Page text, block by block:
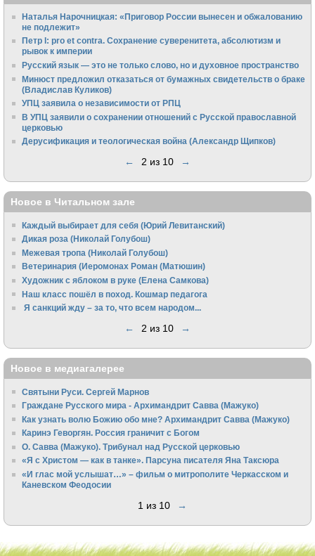
Наталья Нарочницкая: «Приговор России вынесен и обжалованию
не подлежит»
Петр I: pro et contra. Сохранение суверенитета, абсолютизм и
рывок к империи
Русский язык — это не только слово, но и духовное пространство
Минюст предложил отказаться от бумажных свидетельств о браке
(Владислав Куликов)
УПЦ заявила о независимости от РПЦ
В УПЦ заявили о сохранении отношений с Русской православной
церковью
Дерусификация и теологическая война (Александр Щипков)
← 2 из 10 →
Новое в Читальном зале
Каждый выбирает для себя (Юрий Левитанский)
Дикая роза (Николай Голубош)
Межевая тропа (Николай Голубош)
Ветеринария (Иеромонах Роман (Матюшин)
Художник с яблоком в руке (Елена Самкова)
Наш класс пошёл в поход. Кошмар педагога
Я санкций жду – за то, что всем народом...
← 2 из 10 →
Новое в медиагалерее
Святыни Руси. Сергей Марнов
Граждане Русского мира - Архимандрит Савва (Мажуко)
Как узнать волю Божию обо мне? Архимандрит Савва (Мажуко)
Каринэ Геворгян. Россия граничит с Богом
О. Савва (Мажуко). Трибунал над Русской церковью
«Я с Христом — как в танке». Парсуна писателя Яна Таксюра
«И глас мой услышат…» – фильм о митрополите Черкасском и
Каневском Феодосии
1 из 10 →